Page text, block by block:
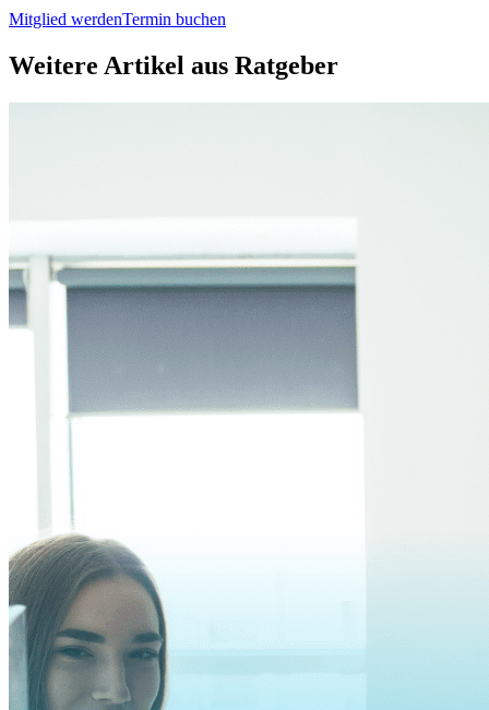
Mitglied werdenTermin buchen
Weitere Artikel aus Ratgeber